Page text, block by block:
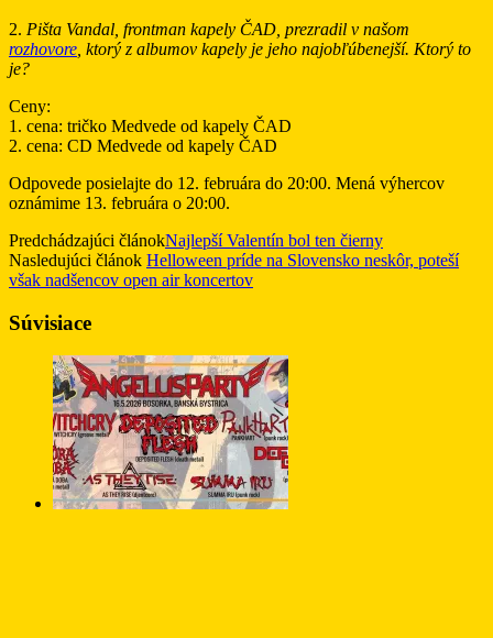
2. Pišta Vandal, frontman kapely ČAD, prezradil v našom
rozhovore , ktorý z albumov kapely je jeho najobľúbenejší. Ktorý to
je?
Ceny:
1. cena: tričko Medvede od kapely ČAD
2. cena: CD Medvede od kapely ČAD
Odpovede posielajte do 12. februára do 20:00. Mená výhercov
oznámime 13. februára o 20:00.
Predchádzajúci článokNajlepší Valentín bol ten čierny
Nasledujúci článok Helloween príde na Slovensko neskôr, poteší
však nadšencov open air koncertov
Súvisiace